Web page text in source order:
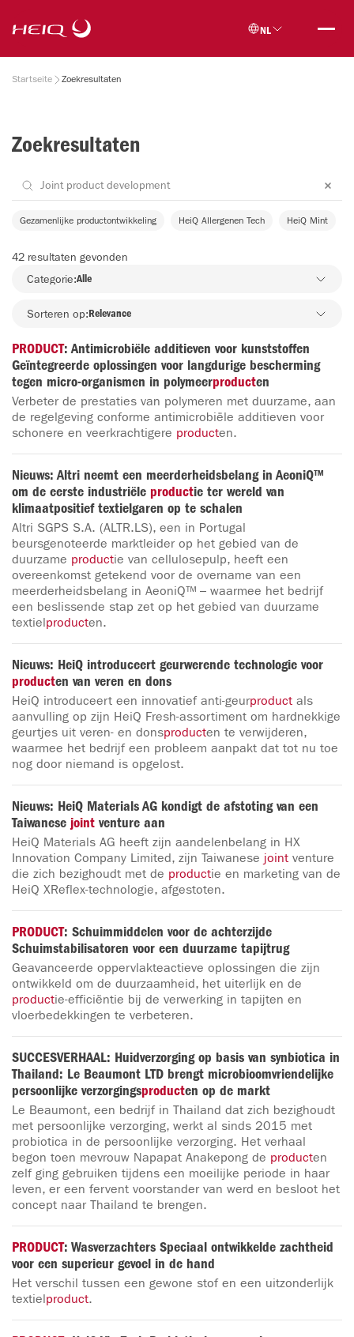
main
content
NL
Breadcrumb
Startseite Zoekresultaten
Zoekresultaten
Gezamenlijke productontwikkeling HeiQ Allergenen Tech HeiQ Mint
42 resultaten gevonden
Categorie:Alle
Sorteren op:Relevance
PRODUCT: Antimicrobiële additieven voor kunststoffen
Geïntegreerde oplossingen voor langdurige bescherming
tegen micro-organismen in polymeerproducten
Verbeter de prestaties van polymeren met duurzame, aan
de regelgeving conforme antimicrobiële additieven voor
schonere en veerkrachtigere producten.
Nieuws: Altri neemt een meerderheidsbelang in AeoniQ™
om de eerste industriële productie ter wereld van
klimaatpositief textielgaren op te schalen
Altri SGPS S.A. (ALTR.LS), een in Portugal
beursgenoteerde marktleider op het gebied van de
duurzame productie van cellulosepulp, heeft een
overeenkomst getekend voor de overname van een
meerderheidsbelang in AeoniQ™ – waarmee het bedrijf
een beslissende stap zet op het gebied van duurzame
textielproducten.
Nieuws: HeiQ introduceert geurwerende technologie voor
producten van veren en dons
HeiQ introduceert een innovatief anti-geurproduct als
aanvulling op zijn HeiQ Fresh-assortiment om hardnekkige
geurtjes uit veren- en donsproducten te verwijderen,
waarmee het bedrijf een probleem aanpakt dat tot nu toe
nog door niemand is opgelost.
Nieuws: HeiQ Materials AG kondigt de afstoting van een
Taiwanese joint venture aan
HeiQ Materials AG heeft zijn aandelenbelang in HX
Innovation Company Limited, zijn Taiwanese joint venture
die zich bezighoudt met de productie en marketing van de
HeiQ XReflex-technologie, afgestoten.
PRODUCT: Schuimmiddelen voor de achterzijde
Schuimstabilisatoren voor een duurzame tapijtrug
Geavanceerde oppervlakteactieve oplossingen die zijn
ontwikkeld om de duurzaamheid, het uiterlijk en de
productie-efficiëntie bij de verwerking in tapijten en
vloerbedekkingen te verbeteren.
SUCCESVERHAAL: Huidverzorging op basis van synbiotica in
Thailand: Le Beaumont LTD brengt microbioomvriendelijke
persoonlijke verzorgingsproducten op de markt
Le Beaumont, een bedrijf in Thailand dat zich bezighoudt
met persoonlijke verzorging, werkt al sinds 2015 met
probiotica in de persoonlijke verzorging. Het verhaal
begon toen mevrouw Napapat Anakepong de producten
zelf ging gebruiken tijdens een moeilijke periode in haar
leven, er een fervent voorstander van werd en besloot het
concept naar Thailand te brengen.
PRODUCT: Wasverzachters Speciaal ontwikkelde zachtheid
voor een superieur gevoel in de hand
Het verschil tussen een gewone stof en een uitzonderlijk
textielproduct.